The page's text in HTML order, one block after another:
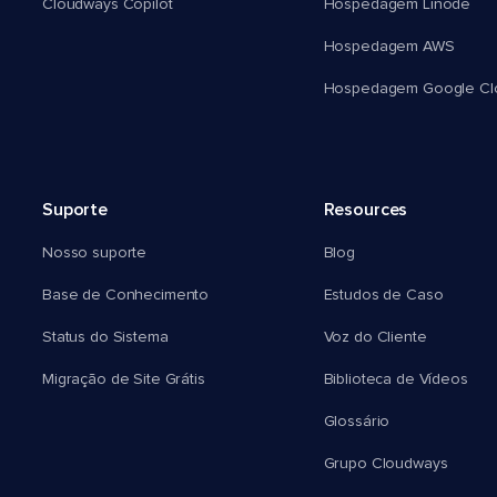
Cloudways Copilot Hospedagem Linode
Hospedagem AWS
Hospedagem Google
Suporte
Nosso suporte
Base de Conhecimento
Status do Sistema
Migração de Site Grátis
Resources
Blog
Estudos de Caso
Voz do Cliente
Biblioteca de Vídeos
Glossário
Grupo Cloudways